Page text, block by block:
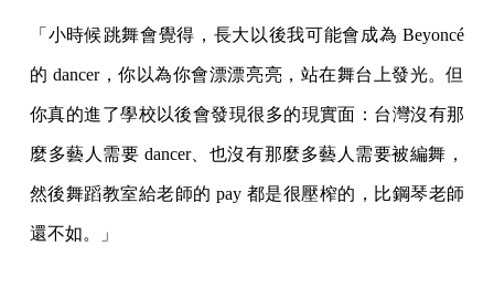
「小時候跳舞會覺得，長大以後我可能會成為 ​​Beyoncé
的 dancer，你以為你會漂漂亮亮，站在舞台上發光。但
你真的進了學校以後會發現很多的現實面：台灣沒有那
麼多藝人需要 dancer、也沒有那麼多藝人需要被編舞，
然後舞蹈教室給老師的 pay 都是很壓榨的，比鋼琴老師
還不如。」